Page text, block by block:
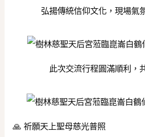
弘揚傳統信仰文化，現場氣
此次交流行程圓滿順利，
🙏 祈願天上聖母慈光普照